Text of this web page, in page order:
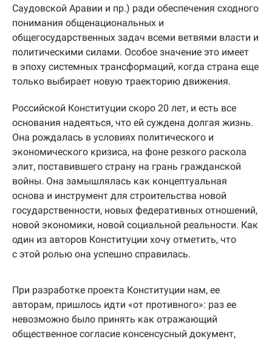
Саудовской Аравии и пр.) ради обеспечения сходного
понимания общенациональных и
общегосударственных задач всеми ветвями власти и
политическими силами. Особое значение это имеет
в эпоху системных трансформаций, когда страна еще
только выбирает новую траекторию движения.
Российской Конституции скоро 20 лет, и есть все
основания надеяться, что ей суждена долгая жизнь.
Она рождалась в условиях политического и
экономического кризиса, на фоне резкого раскола
элит, поставившего страну на грань гражданской
войны. Она замышлялась как концептуальная
основа и инструмент для строительства новой
государственности, новых федеративных отношений,
новой экономики, новой социальной реальности. Как
один из авторов Конституции хочу отметить, что
с этой ролью она успешно справилась.
При разработке проекта Конституции нам, ее
авторам, пришлось идти «от противного»: раз ее
невозможно было принять как отражающий
общественное согласие консенсусный документ,